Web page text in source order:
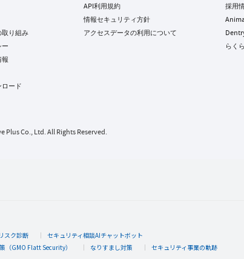
取り組み
ー
報
ード
API利用規約
情報セキュリティ方針
アクセスデータの利用について
採用
らく
Plus Co., Ltd. All Rights Reserved.
スク診断
セキュリティ相談AIチャットボット
（GMO Flatt Security） なりすまし対策 セキュリティ事業の軌跡